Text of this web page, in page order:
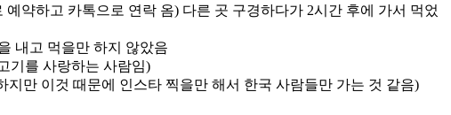
약하고 카톡으로 연락 옴) 다른 곳 구경하다가 2시간 후에 가서 먹었
내고 먹을만 하지 않았음
기를 사랑하는 사람임)
만 이것 때문에 인스타 찍을만 해서 한국 사람들만 가는 것 같음)